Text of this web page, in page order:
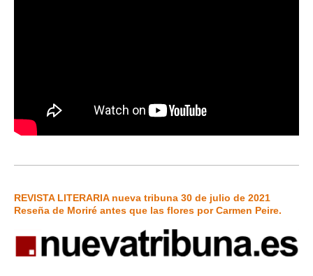
REVISTA LITERARIA nueva tribuna 30 de julio de 2021
Reseña de Moriré antes que las flores por Carmen Peire.